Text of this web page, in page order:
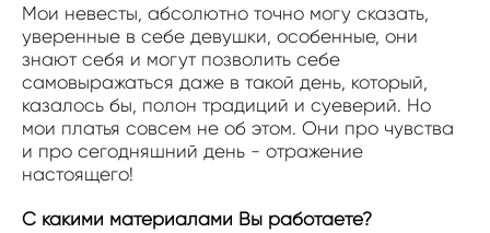
Мои невесты, абсолютно точно могу сказать,
уверенные в себе девушки, особенные, они
знают себя и могут позволить себе
самовыражаться даже в такой день, который,
казалось бы, полон традиций и суеверий. Но
мои платья совсем не об этом. Они про чувства
и про сегодняшний день - отражение
настоящего!
С какими материалами Вы работаете?